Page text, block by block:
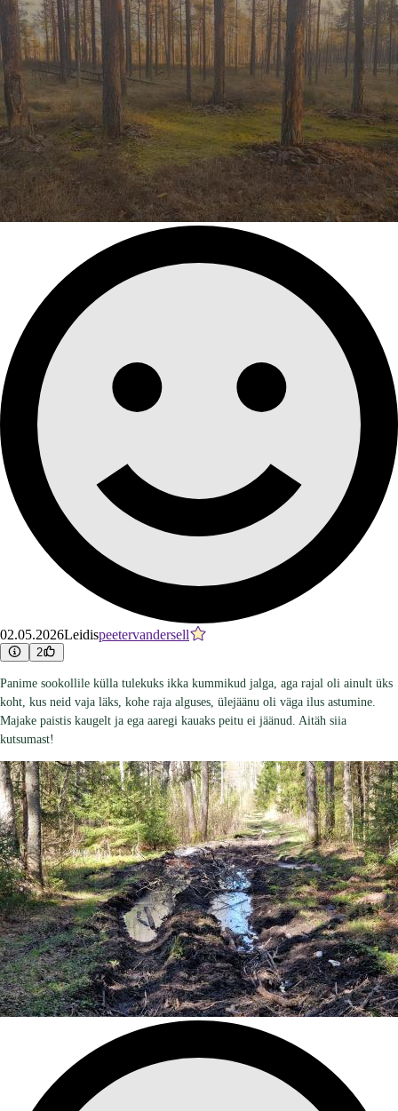
02.05.2026Leidispeetervandersell
2
Panime sookollile külla tulekuks ikka kummikud jalga, aga rajal oli ainult üks
koht, kus neid vaja läks, kohe raja alguses, ülejäänu oli väga ilus astumine.
Majake paistis kaugelt ja ega aaregi kauaks peitu ei jäänud. Aitäh siia
kutsumast!